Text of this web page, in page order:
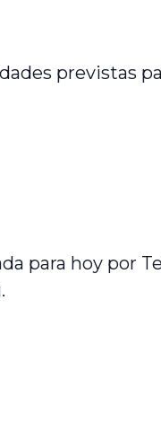
previstas
para hoy por